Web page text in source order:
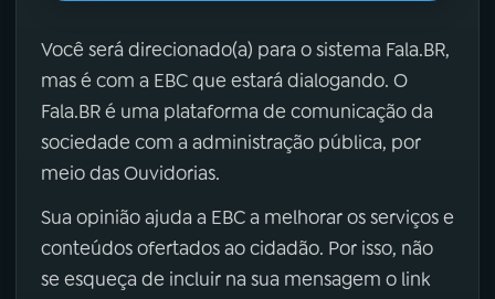
Você será direcionado(a) para o sistema Fala.BR,
mas é com a EBC que estará dialogando. O
Fala.BR é uma plataforma de comunicação da
sociedade com a administração pública, por
meio das Ouvidorias.
Sua opinião ajuda a EBC a melhorar os serviços e
conteúdos ofertados ao cidadão. Por isso, não
se esqueça de incluir na sua mensagem o link